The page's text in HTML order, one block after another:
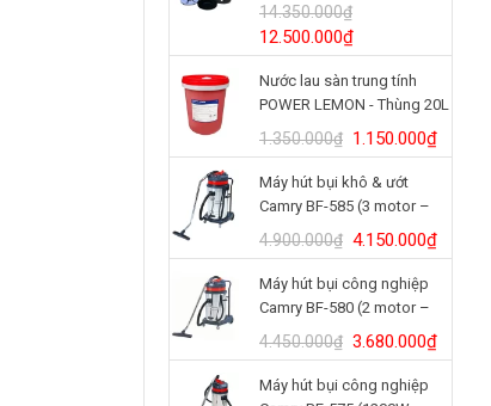
14.350.000₫
Giá
gốc
là:
14.350.000₫.
12.500.000₫Giá
hiện
tại
là:
12.500.000₫.
Nước lau sàn trung tính
POWER LEMON - Thùng 20L
1.350.000₫ Giá
gốc
là:
1.350.000₫.
1.150.000₫Giá
hiện
Máy hút bụi khô & ướt
Camry BF-585 (3 motor –
80L)
4.900.000₫ Giá
gốc
là:
4.900.000₫.
4.150.000₫Giá
hiện
Máy hút bụi công nghiệp
Camry BF-580 (2 motor –
70L)
4.450.000₫ Giá
gốc
là:
3.680.000₫Giá
hiện
Máy hút bụi công nghiệp